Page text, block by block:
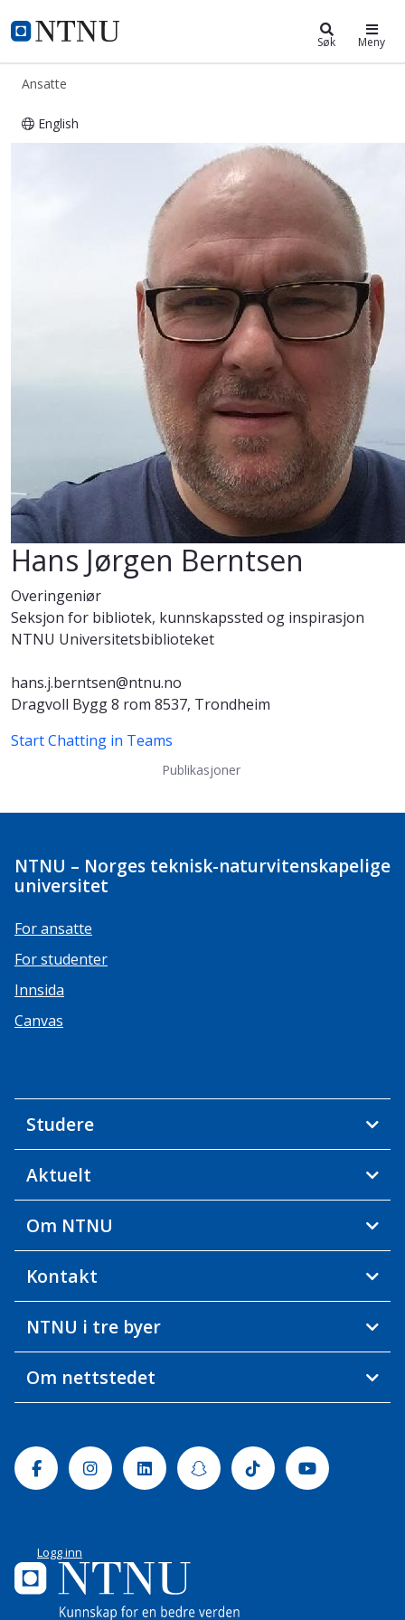
NTNU Hjemmeside
ntnu.no Søk Meny
Ansatte
English
Hans Jørgen Berntsen
Hans Jørgen Berntsen
Overingeniør
Seksjon for bibliotek, kunnskapssted og inspirasjon
NTNU Universitetsbiblioteket
hans.j.berntsen@ntnu.no
Dragvoll Bygg 8 rom 8537, Trondheim
Start Chatting in Teams
Publikasjoner
NTNU – Norges teknisk-naturvitenskapelige
universitet
For ansatte
For studenter
Innsida
Canvas
Studere
Aktuelt
Om NTNU
Kontakt
NTNU i tre byer
Om nettstedet
FacebookInstagramLinkedinSnapchatTiktok Youtube
Logg inn